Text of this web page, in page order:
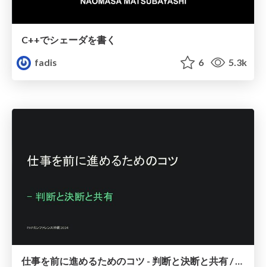
C++でシェーダを書く
fadis
6 5.3k
仕事を前に進めるためのコツ - 判断と決断と共有 / Aim for the goal